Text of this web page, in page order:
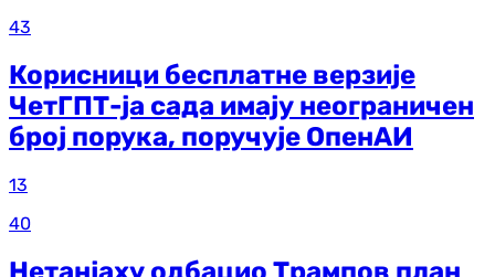
43
Корисници бесплатне верзије
ЧетГПТ-ја сада имају неограничен
број порука, поручује ОпенАИ
13
40